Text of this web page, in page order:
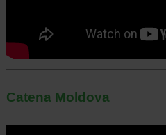
Catena Moldova